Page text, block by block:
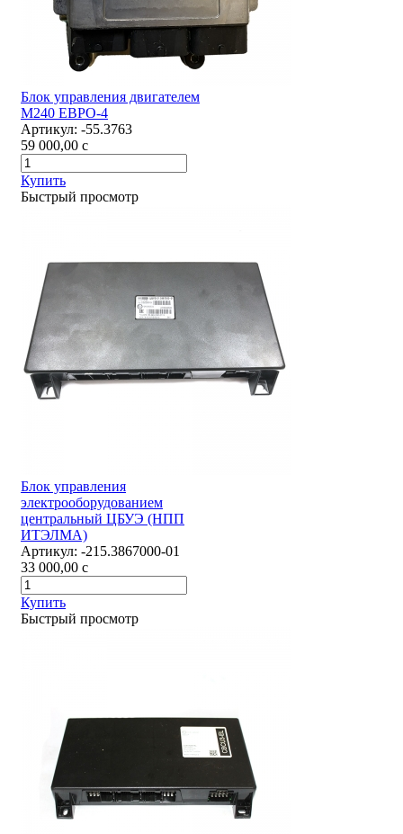
Блок управления двигателем
М240 ЕВРО-4
Артикул: -55.3763
59 000,00 c
Купить
Быстрый просмотр
Блок управления
электрооборудованием
центральный ЦБУЭ (НПП
ИТЭЛМА)
Артикул: -215.3867000-01
33 000,00 c
Купить
Быстрый просмотр